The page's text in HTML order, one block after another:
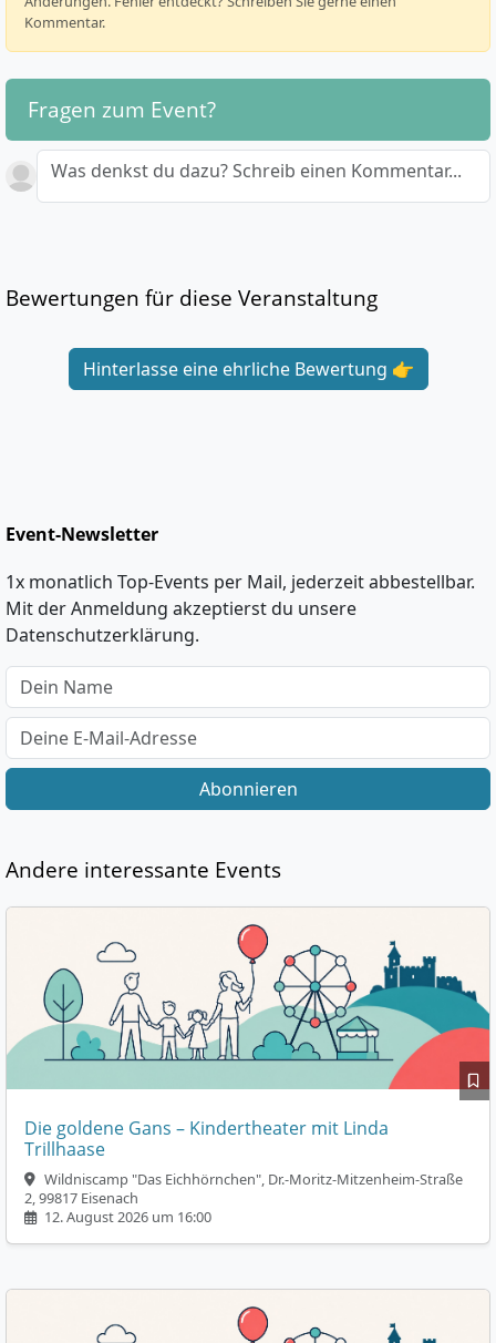
Kommentar.
Fragen zum Event?
Was denkst du dazu? Schreib einen Kommentar...
Bewertungen für diese Veranstaltung
Hinterlasse eine ehrliche Bewertung 👉
Event-Newsletter
1x monatlich Top-Events per Mail, jederzeit abbestellbar.
Mit der Anmeldung akzeptierst du unsere
Datenschutzerklärung.
Abonnieren
Andere interessante Events
Die goldene Gans – Kindertheater mit Linda
Trillhaase
Wildniscamp "Das Eichhörnchen", Dr.-Moritz-Mitzenheim-Straße
2, 99817 Eisenach
12. August 2026 um 16:00